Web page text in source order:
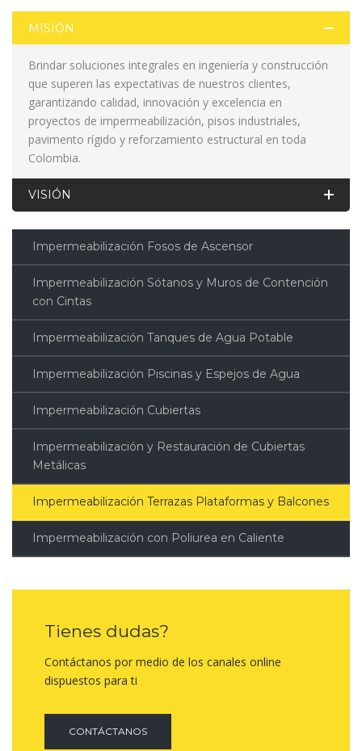
MISIÓN
Brindar soluciones integrales en ingeniería y construcción
que superen las expectativas de nuestros clientes,
garantizando calidad, innovación y excelencia en
proyectos de impermeabilización, pisos industriales,
pavimento rígido y reforzamiento estructural en toda
Colombia.
VISIÓN
Impermeabilización Fosos de Ascensor
Impermeabilización Sótanos y Muros de Contención
con Cintas
Impermeabilización Tanques de Agua Potable
Impermeabilización Piscinas y Espejos de Agua
Impermeabilización Cubiertas
Impermeabilización y Restauración de Cubiertas
Metálicas
Impermeabilización Terrazas Plataformas y Balcones
Impermeabilización con Poliurea en Caliente
Tienes dudas?
Contáctanos por medio de los canales online
dispuestos para ti
CONTÁCTANOS